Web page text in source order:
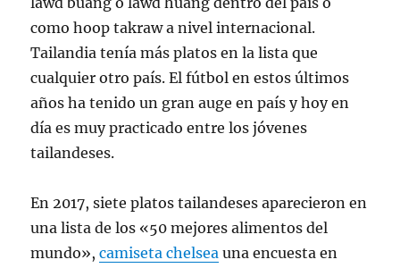
como hoop takraw a nivel internacional.
Tailandia tenía más platos en la lista que
cualquier otro país. El fútbol en estos últimos
años ha tenido un gran auge en país y hoy en
día es muy practicado entre los jóvenes
tailandeses.
En 2017, siete platos tailandeses aparecieron en
una lista de los «50 mejores alimentos del
mundo»,camiseta chelsea una encuesta en